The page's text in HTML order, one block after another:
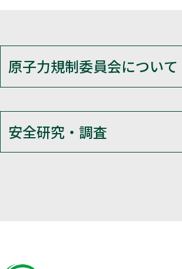
原子力規制委員会について
安全研究・調査